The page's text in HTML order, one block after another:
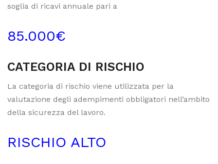
soglia di ricavi annuale pari a
85.000€
CATEGORIA DI RISCHIO
La categoria di rischio viene utilizzata per la
valutazione degli adempimenti obbligatori nell’ambito
della sicurezza del lavoro.
RISCHIO ALTO